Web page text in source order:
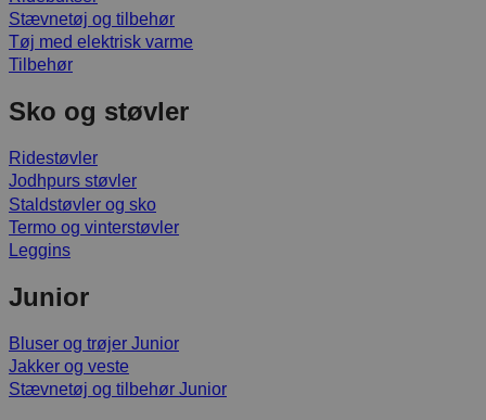
Stævnetøj og tilbehør
Tøj med elektrisk varme
Tilbehør
Sko og støvler
Ridestøvler
Jodhpurs støvler
Staldstøvler og sko
Termo og vinterstøvler
Leggins
Junior
Bluser og trøjer Junior
Jakker og veste
Stævnetøj og tilbehør Junior